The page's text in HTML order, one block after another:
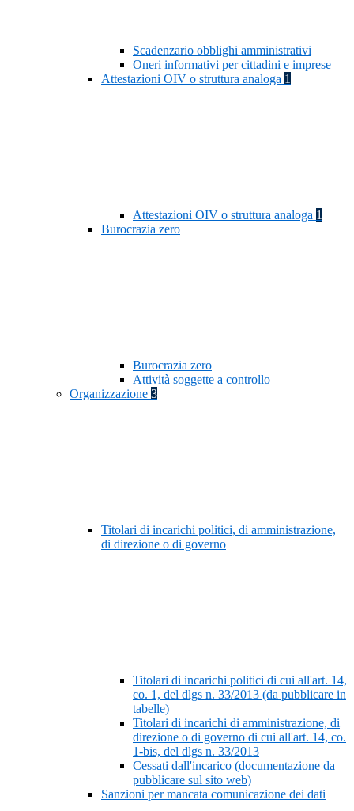
Scadenzario obblighi amministrativi
Oneri informativi per cittadini e imprese
Attestazioni OIV o struttura analoga 1
Attestazioni OIV o struttura analoga 1
Burocrazia zero
Burocrazia zero
Attività soggette a controllo
Organizzazione 3
Titolari di incarichi politici, di amministrazione,
di direzione o di governo
Titolari di incarichi politici di cui all'art. 14,
co. 1, del dlgs n. 33/2013 (da pubblicare in
tabelle)
Titolari di incarichi di amministrazione, di
direzione o di governo di cui all'art. 14, co.
1-bis, del dlgs n. 33/2013
Cessati dall'incarico (documentazione da
pubblicare sul sito web)
Sanzioni per mancata comunicazione dei dati